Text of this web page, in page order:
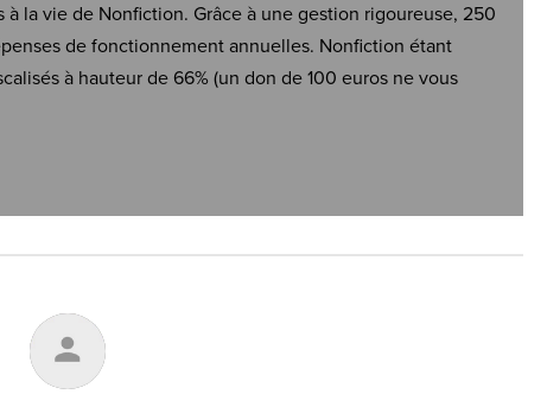
la vie de Nonfiction. Grâce à une gestion rigoureuse, 250
de fonctionnement annuelles. Nonfiction étant
à hauteur de 66% (un don de 100 euros ne vous